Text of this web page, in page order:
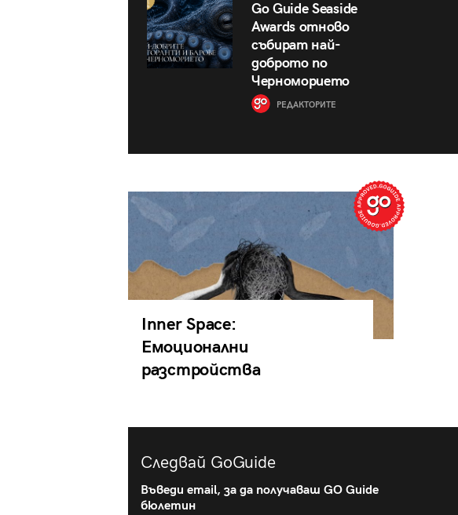
Go Guide Seaside
Awards отново
събират най-
доброто по
Черноморието
РЕДАКТОРИТЕ
Inner Space:
Емоционални
разстройства
Следвай GoGuide
Въведи email, за да получаваш GO Guide
бюлетин